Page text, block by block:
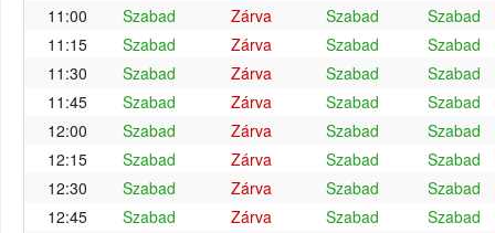
11:00
Szabad Zárva Szabad
Szabad
11:15
Szabad Zárva Szabad
Szabad
11:30
Szabad Zárva Szabad
Szabad
11:45
Szabad Zárva Szabad
Szabad
12:00
Szabad Zárva Szabad
Szabad
12:15
Szabad Zárva Szabad
Szabad
12:30
Szabad Zárva Szabad
Szabad
12:45
Szabad Zárva Szabad
Szabad